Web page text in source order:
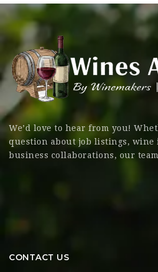
We’d love to hear from you!
question about job listings,
business collaborations, our
CONTACT US